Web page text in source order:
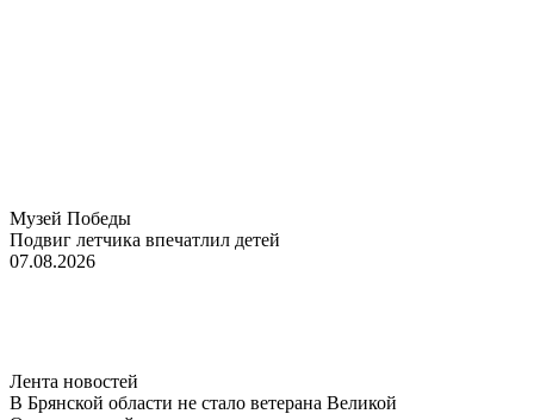
Музей Победы
Подвиг летчика впечатлил детей
07.08.2026
Лента новостей
В Брянской области не стало ветерана Великой